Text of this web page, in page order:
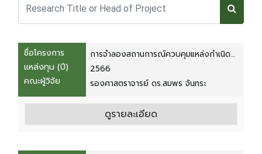
ชื่อโครงการ
แหล่งทุน (ปี)
คณะผู้วิจัย
การจำลองสถานการณ์ควบคุมแหล่งกำเนิด
ฝุ่นละอองขนาดเล็ก PM2.5 เพื่อประเมิน
มาตรการการจัดการของจังหวัดเชียงใหม่
2566
รองศาสตราจารย์ ดร.สมพร จันทระ
ดูรายละเอียด